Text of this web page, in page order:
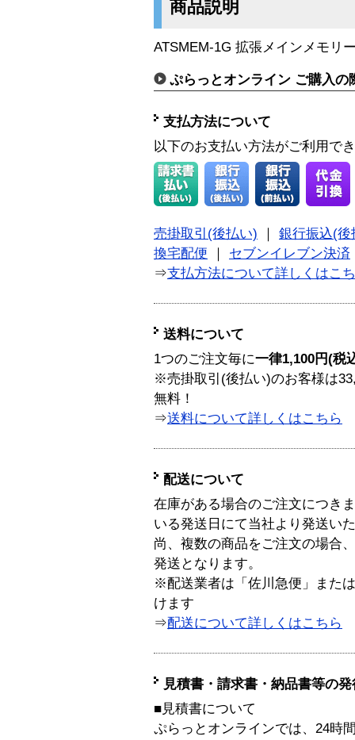
商品説明
ATSMEM-1G 拡張メインメモリ
ぷらっとオンライン ご購入の
支払方法について
以下のお支払い方法がご利用で
売掛取引(後払い)
銀行振込(後
換宅配便
セブンイレブン決済
⇒支払方法について詳しくはこ
送料について
1つのご注文毎に一律1,100円(税
※売掛取引(後払い)のお客様は
無料！
⇒送料について詳しくはこちら
配送について
在庫がある場合のご注文につき
いる発送日にて当社より発送い
尚、複数の商品をご注文の場合
発送となります。
※配送業者は「佐川急便」また
けます
⇒配送について詳しくはこちら
見積書・請求書・納品書等の
■見積書について
ぷらっとオンラインでは、24時